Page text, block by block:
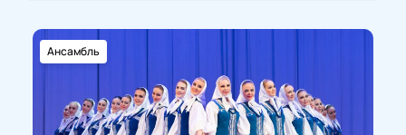
Ансамбль